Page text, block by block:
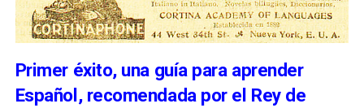
Primer éxito, una guía para aprender
Español, recomendada por el Rey de